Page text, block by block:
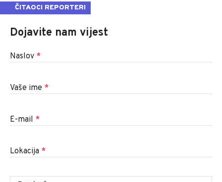
ČITAOCI REPORTERI
Dojavite nam vijest
Naslov *
Vaše ime *
E-mail *
Lokacija *